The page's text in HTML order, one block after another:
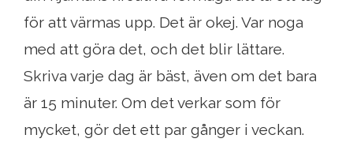
för att värmas upp. Det är okej. Var noga
med att göra det, och det blir lättare.
Skriva varje dag är bäst, även om det bara
är 15 minuter. Om det verkar som för
mycket, gör det ett par gånger i veckan.